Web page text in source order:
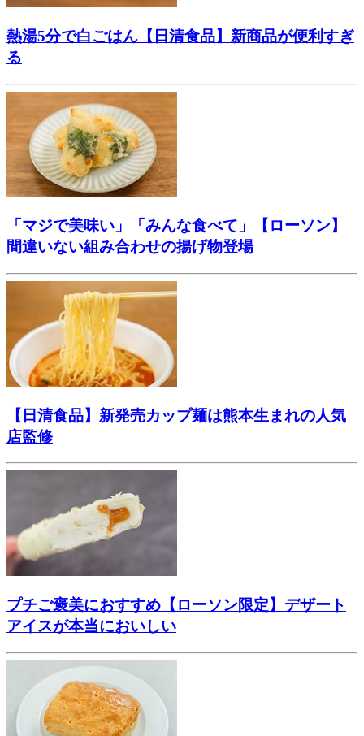
熱湯5分で白ごはん【日清食品】新商品が便利すぎ
る
「マジで美味い」「みんな食べて」【ローソン】
間違いない組み合わせの揚げ物登場
【日清食品】新発売カップ麺は熊本生まれの人気
店監修
プチご褒美におすすめ【ローソン限定】デザート
アイスが本当においしい